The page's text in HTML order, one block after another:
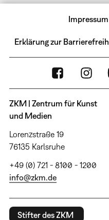
Impressum
Erklärung zur
ZKM | Zentrum für Kunst
und Medien
Lorenzstraße 19
76135 Karlsruhe
+49 (0) 721 - 8100 - 1200
info@zkm.de
Stifter des ZKM